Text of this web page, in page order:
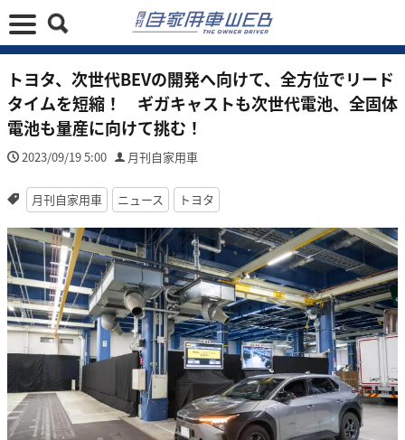
トヨタ、次世代BEVの開発へ向けて、全方位でリード
タイムを短縮！ ギガキャストも次世代電池、全固体
電池も量産に向けて挑む！
2023/09/19 5:00 月刊自家用車
月刊自家用車 ニュース トヨタ